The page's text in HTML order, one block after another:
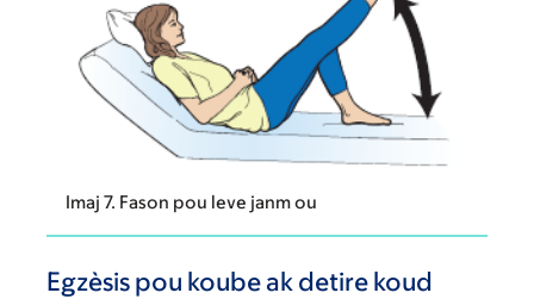
Imaj 7. Fason pou leve janm ou
Egzèsis pou koube ak detire koud